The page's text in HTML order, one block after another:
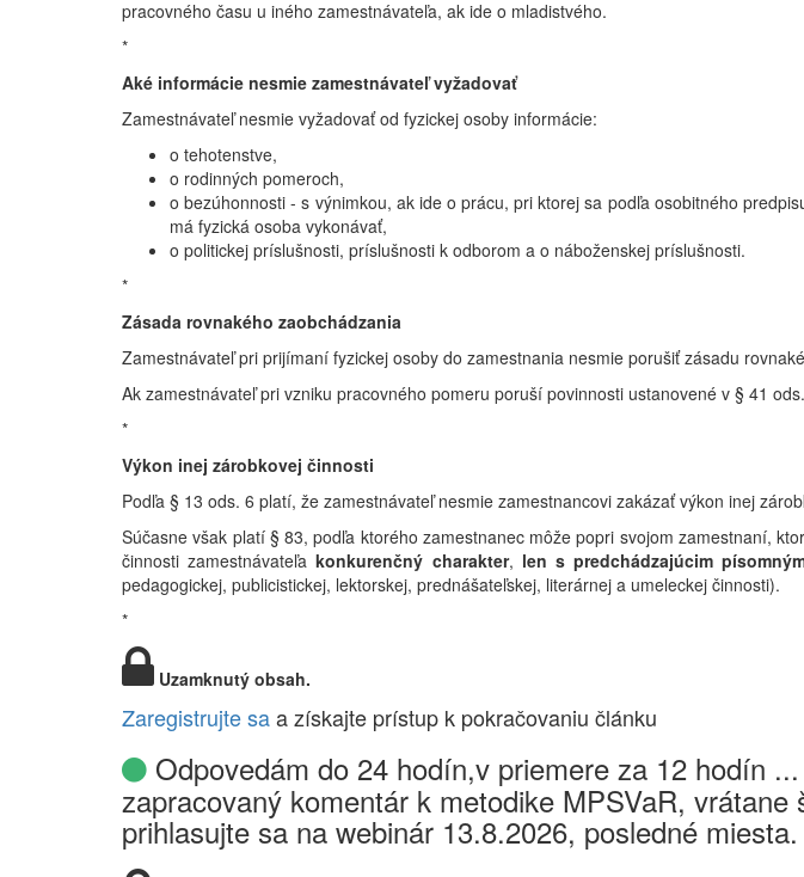
pracovného času u iného zamestnávateľa, ak ide o mladistvého.
*
Aké informácie nesmie zamestnávateľ vyžadovať
Zamestnávateľ nesmie vyžadovať od fyzickej osoby informácie:
o tehotenstve,
o rodinných pomeroch,
o bezúhonnosti - s výnimkou, ak ide o prácu, pri ktorej sa podľa osobitného
má fyzická osoba vykonávať,
o politickej príslušnosti, príslušnosti k odborom a o náboženskej príslušnosti.
*
Zásada rovnakého zaobchádzania
Zamestnávateľ pri prijímaní fyzickej osoby do zamestnania nesmie porušiť zásadu
Ak zamestnávateľ pri vzniku pracovného pomeru poruší povinnosti ustanovené v § 41
*
Výkon inej zárobkovej činnosti
Podľa § 13 ods. 6 platí, že zamestnávateľ nesmie zamestnancovi zakázať výkon inej
Súčasne však platí § 83, podľa ktorého zamestnanec môže popri svojom zamestnaní,
činnosti zamestnávateľakonkurenčný charakter, len s predchádzajúcim
pedagogickej, publicistickej, lektorskej, prednášateľskej, literárnej a umeleckej činnosti).
*
Uzamknutý obsah.
Zaregistrujte saa získajte prístup k pokračovaniu článku
Odpovedám do 24 hodín,v priemere za 12 hodín
zapracovaný komentár k metodike MPSVaR,
prihlasujte sa na webinár 13.8.2026, posledné miesta.